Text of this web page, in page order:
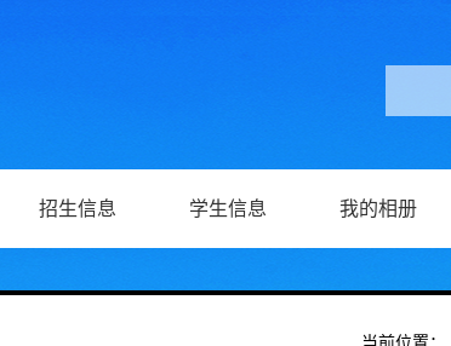
招生信息 学生信息 我的相册